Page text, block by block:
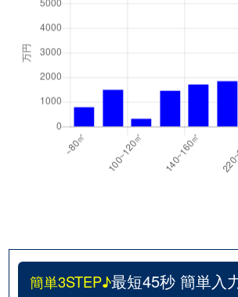
簡単3STEP♪最短45秒 簡単入